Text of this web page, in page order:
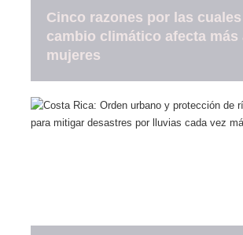
Cinco razones por las cuales
cambio climático afecta más
mujeres